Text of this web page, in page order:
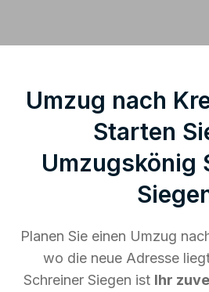
Umzug nach
Starten
Umzugskönig
Planen Sie einen Umzug
wo die neue Adresse
Schreiner Siegen ist Ihr